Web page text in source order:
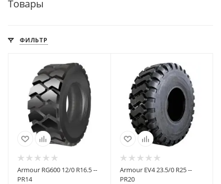
Товары
ФИЛЬТР
Armour RG600 12/0 R16.5 --
PR14
Armour EV4 23.5/0 R25 --
PR20